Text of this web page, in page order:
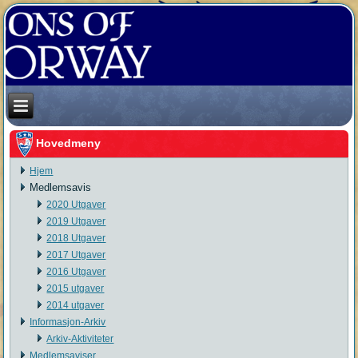
Hovedmeny
Hjem
Medlemsavis
2020 Utgaver
2019 Utgaver
2018 Utgaver
2017 Utgaver
2016 Utgaver
2015 utgaver
2014 utgaver
Informasjon-Arkiv
Arkiv-Aktiviteter